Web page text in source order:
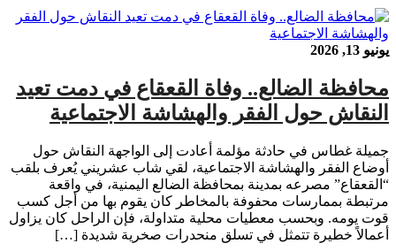
يونيو 13, 2026
محافظة الضالع.. وفاة القعقاع في دمت تعيد
النقاش حول الفقر والهشاشة الاجتماعية
جميلة غطاس في حادثة مؤلمة أعادت إلى الواجهة النقاش حول
أوضاع الفقر والهشاشة الاجتماعية، لقي شاب عشريني يُعرف بلقب
“القعقاع” مصرعه بمدينة بمحافظة الضالع اليمنية، في واقعة
مرتبطة بممارسات محفوفة بالمخاطر كان يقوم بها من أجل كسب
قوت يومه. وبحسب معطيات محلية متداولة، فإن الراحل كان يزاول
أعمالاً خطيرة تتمثل في تسلق منحدرات صخرية شديدة […]